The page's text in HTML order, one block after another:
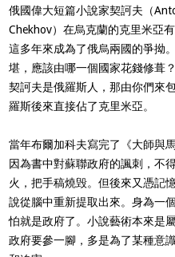
俄國偉大短篇小說家契訶夫（
Chekhov）在烏克蘭的克里米亞
這多年來成為了俄烏兩國的爭拗
堪，應該由哪一個國家花錢修葺
契訶夫是俄羅斯人，那由你們來
羅斯後來直接佔了克里米亞。
當年布爾加科夫寫完了《大師與
因為書中對蘇聯政府的諷刺，不
火，把手稿燒毁。但後來又憑記
說從腦中重新提取出來。身為一
怕就是政府了。小說藝術本來是
政府要參一腳，多是為了某種意